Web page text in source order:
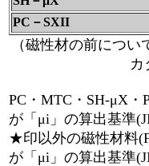
PC－SXII
（磁性材の前につ
カ
PC・MTC・SH-μX・
が「μi」の算出基準
★印以外の磁性材料
が「μi」の算出基準